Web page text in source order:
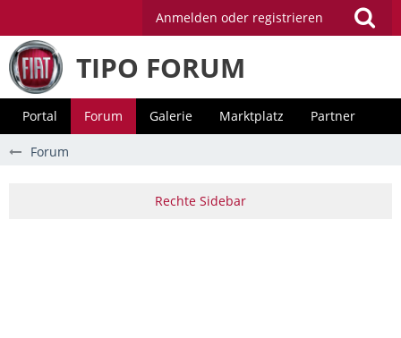
Anmelden oder registrieren
TIPO FORUM
Portal Forum Galerie Marktplatz Partner
Forum